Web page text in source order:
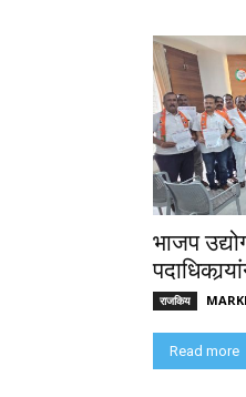
भाजप
राजकिय
Read more